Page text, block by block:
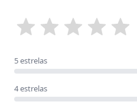
5 estrelas
4 estrelas